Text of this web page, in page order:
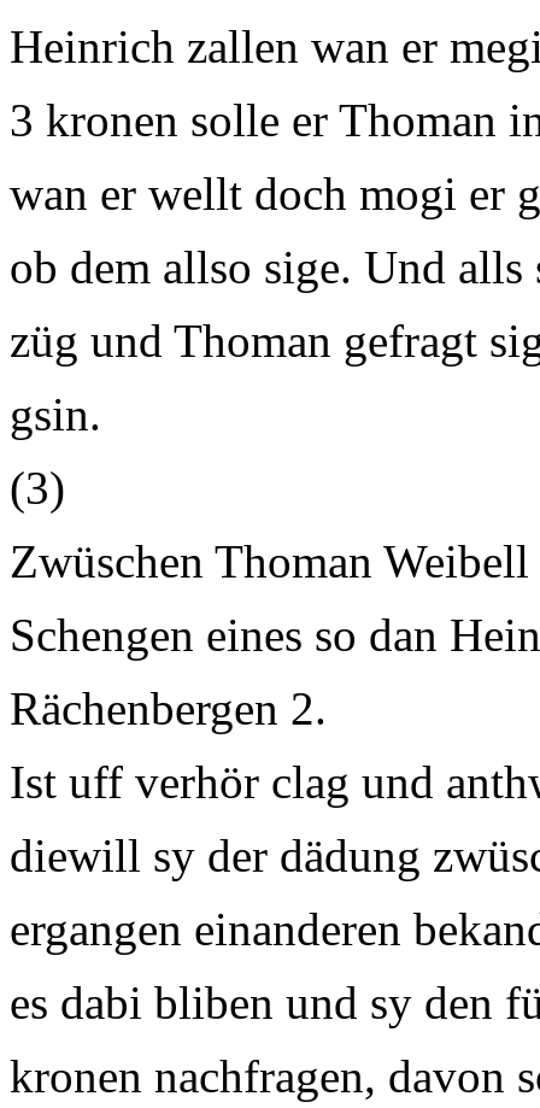
Heinrich zallen wan er
3 kronen solle er Thoman
wan er wellt doch mogi er
ob dem allso sige. Und alls
züg und Thoman gefragt
gsin.
(3)
Zwüschen Thoman
Schengen eines so dan
Rächenbergen 2.
Ist uff verhör clag und
diewill sy der dädung
ergangen einanderen
es dabi bliben und sy den
kronen nachfragen, davon